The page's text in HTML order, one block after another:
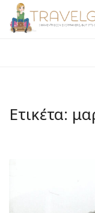
Skip
Ετικέτα: